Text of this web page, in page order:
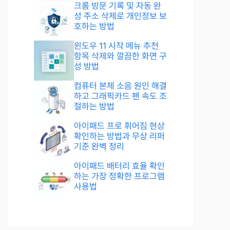
크롬 방문 기록 및 자동 완
성 주소 삭제로 개인정보 보
호하는 방법
윈도우 11 시작 메뉴 추천
항목 삭제와 깔끔한 화면 구
성 방법
컴퓨터 본체 소음 원인 해결
하고 그래픽카드 팬 속도 조
절하는 방법
아이패드 프로 휘어짐 현상
확인하는 방법과 무상 리퍼
기준 완벽 정리
아이패드 배터리 효율 확인
하는 가장 정확한 프로그램
사용법